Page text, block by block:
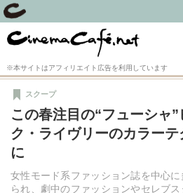
※本サイトはアフィリエイト広告を利用しています
この春注目の“フューシャ
ク・ライヴリーのカラー
に
女性モード系ファッション誌を中心
られ、劇中のファッションやセレブ
スクープ